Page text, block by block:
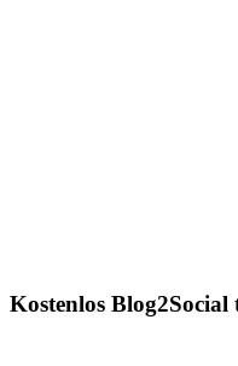
Kostenlos Blog2Social